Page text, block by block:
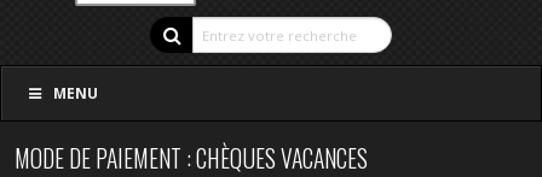
MENU
MODE DE PAIEMENT : CHÈQUES VACANCES